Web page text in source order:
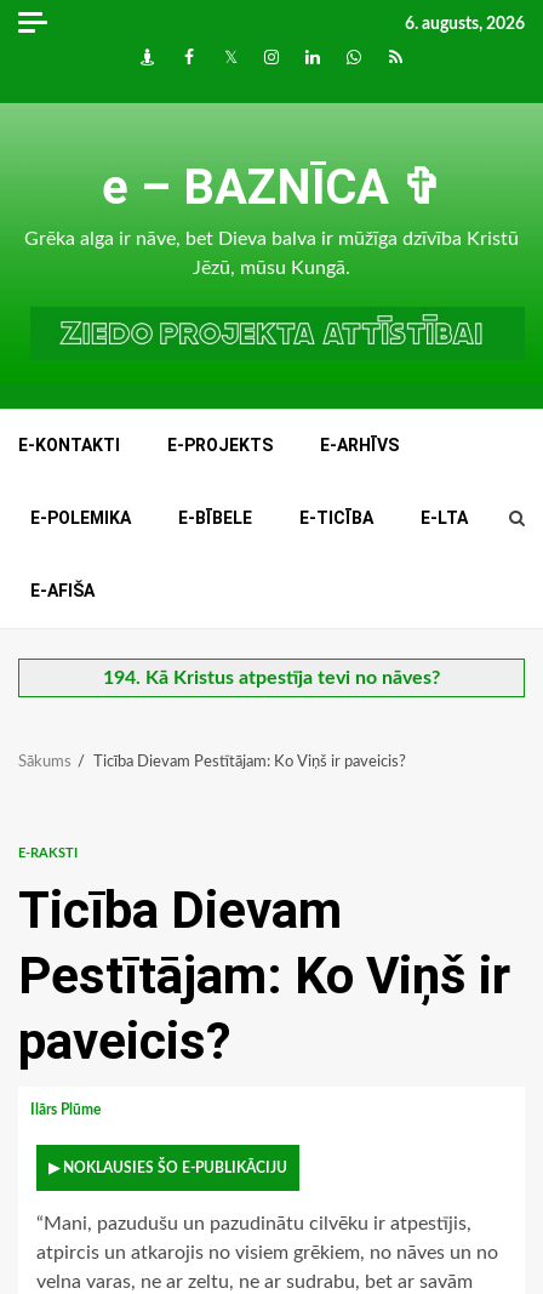
Skip
6. augusts, 2026
DraugiemFacebook
TwitterInstagram
LinkedInwhatsapp
RSS
e – BAZNĪCA ✞
Grēka alga ir nāve, bet Dieva balva ir mūžīga dzīvība Kristū
Jēzū, mūsu Kungā.
E-KONTAKTI E-PROJEKTS E-ARHĪVS
E-POLEMIKA E-BĪBELE E-TICĪBA E-LTA
E-AFIŠA
194. Kā Kristus atpestīja tevi no nāves?
Sākums Ticība Dievam Pestītājam: Ko Viņš ir paveicis?
E-RAKSTI
Ticība Dievam
Pestītājam: Ko Viņš ir
paveicis?
Ilārs Plūme
▶ NOKLAUSIES ŠO E-PUBLIKĀCIJU
“Mani, pazudušu un pazudinātu cilvēku ir atpestījis,
atpircis un atkarojis no visiem grēkiem, no nāves un no
velna varas, ne ar zeltu, ne ar sudrabu, bet ar savām